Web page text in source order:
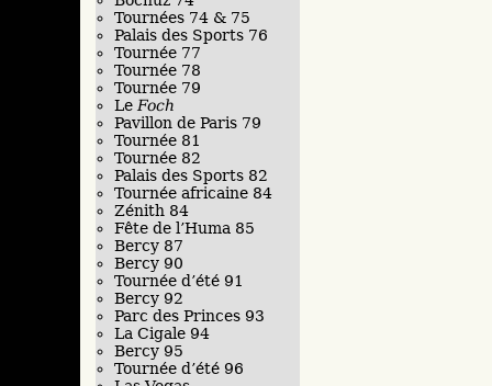
Tournées 74 & 75
Palais des Sports 76
Tournée 77
Tournée 78
Tournée 79
Le Foch
Pavillon de Paris 79
Tournée 81
Tournée 82
Palais des Sports 82
Tournée africaine 84
Zénith 84
Fête de l’Huma 85
Bercy 87
Bercy 90
Tournée d’été 91
Bercy 92
Parc des Princes 93
La Cigale 94
Bercy 95
Tournée d’été 96